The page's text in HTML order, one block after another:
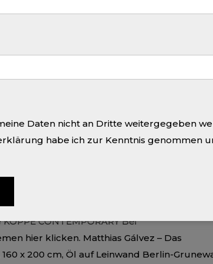
Liebe Freunde der Galerie, heute
#153
CONTEMPORARY Bei
hier klicken. Matthias Gálvez – Das
x 200 cm, Öl auf Leinwand Berlin-
Daten nicht an Dritte weitergegeben
habe ich zur Kenntnis genommen